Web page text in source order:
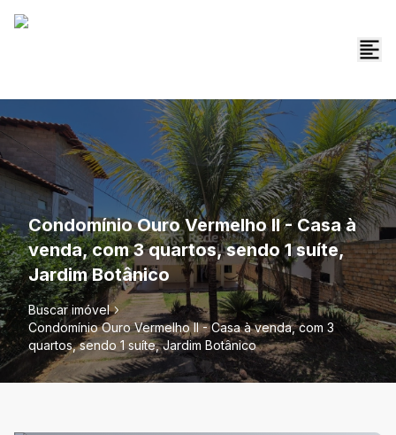
Condomínio Ouro Vermelho II - Casa à
venda, com 3 quartos, sendo 1 suíte,
Jardim Botânico
Buscar imóvel
Condomínio Ouro Vermelho II - Casa à venda, com 3
quartos, sendo 1 suíte, Jardim Botânico